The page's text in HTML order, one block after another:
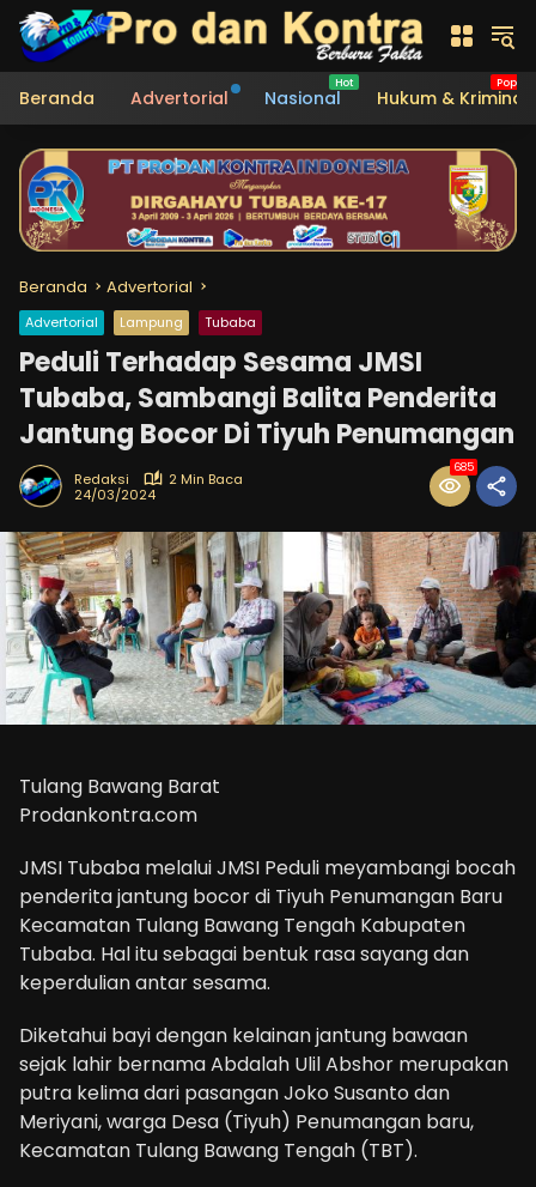
Langsung
konten
Beranda
Advertorial Nasional Hukum & Kriminal
Beranda Advertorial
Advertorial Lampung Tubaba
Peduli Terhadap Sesama JMSI
Tubaba, Sambangi Balita Penderita
Jantung Bocor Di Tiyuh Penumangan
Redaksi
2 Min Baca
24/03/2024
685
Tulang Bawang Barat
Prodankontra.com
JMSI Tubaba melalui JMSI Peduli meyambangi bocah
penderita jantung bocor di Tiyuh Penumangan Baru
Kecamatan Tulang Bawang Tengah Kabupaten
Tubaba. Hal itu sebagai bentuk rasa sayang dan
keperdulian antar sesama.
Diketahui bayi dengan kelainan jantung bawaan
sejak lahir bernama Abdalah Ulil Abshor merupakan
putra kelima dari pasangan Joko Susanto dan
Meriyani, warga Desa (Tiyuh) Penumangan baru,
Kecamatan Tulang Bawang Tengah (TBT).